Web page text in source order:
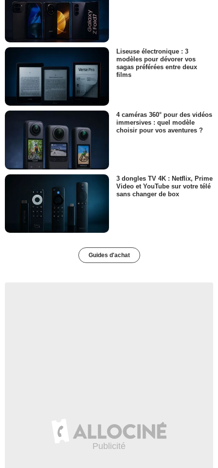
Liseuse électronique : 3
modèles pour dévorer vos
sagas préférées entre deux
films
4 caméras 360° pour des vidéos
immersives : quel modèle
choisir pour vos aventures ?
3 dongles TV 4K : Netflix, Prime
Video et YouTube sur votre télé
sans changer de box
Guides d'achat